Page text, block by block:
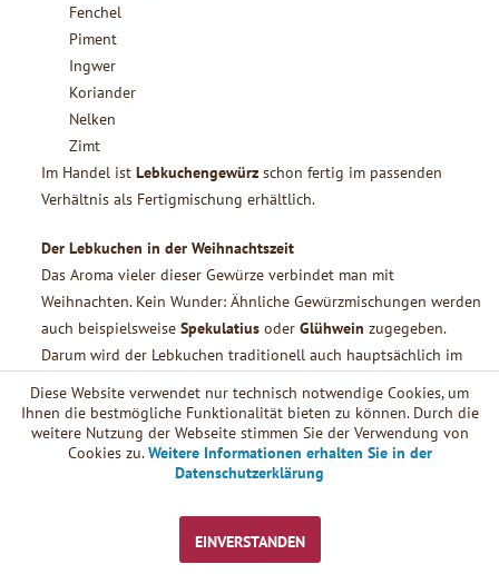
Fenchel
Piment
Ingwer
Koriander
Nelken
Zimt
Im Handel ist Lebkuchengewürz schon fertig im passenden
Verhältnis als Fertigmischung erhältlich.
Der Lebkuchen in der Weihnachtszeit
Das Aroma vieler dieser Gewürze verbindet man mit
Weihnachten. Kein Wunder: Ähnliche Gewürzmischungen werden
auch beispielsweise Spekulatius oder Glühwein zugegeben.
Darum wird der Lebkuchen traditionell auch hauptsächlich im
Geschmack ist entscheidend für die Beliebtheit zur
Weihnachtszeit:
Durch die lange Haltbarkeit aufgrund der trockenen
für den Christbaum herzustellen oder
zu basteln, die nach den Feiertagen von den
Diese Website verwendet nur technisch notwendige Cookies, um
Ihnen die bestmögliche Funktionalität bieten zu können. Durch die
weitere Nutzung der Webseite stimmen Sie der Verwendung von
Cookies zu.Weitere Informationen erhalten Sie in der
Datenschutzerklärung
EINVERSTANDEN